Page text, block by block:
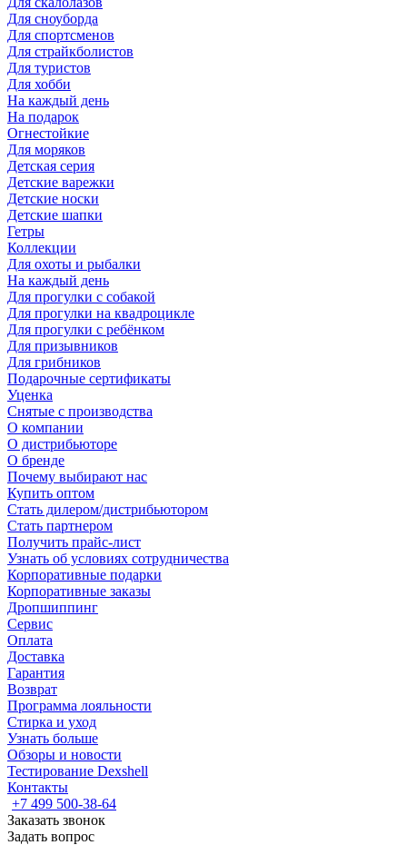
Для сноуборда
Для спортсменов
Для страйкболистов
Для туристов
Для хобби
На каждый день
На подарок
Огнестойкие
Для моряков
Детская серия
Детские варежки
Детские носки
Детские шапки
Гетры
Коллекции
Для охоты и рыбалки
На каждый день
Для прогулки с собакой
Для прогулки на квадроцикле
Для прогулки с ребёнком
Для призывников
Для грибников
Подарочные сертификаты
Уценка
Снятые с производства
О компании
О дистрибьюторе
О бренде
Почему выбирают нас
Купить оптом
Стать дилером/дистрибьютором
Стать партнером
Получить прайс-лист
Узнать об условиях сотрудничества
Корпоративные подарки
Корпоративные заказы
Дропшиппинг
Сервис
Оплата
Доставка
Гарантия
Возврат
Программа лояльности
Стирка и уход
Узнать больше
Обзоры и новости
Тестирование Dexshell
Контакты
+7 499 500-38-64
Заказать звонок
Задать вопрос